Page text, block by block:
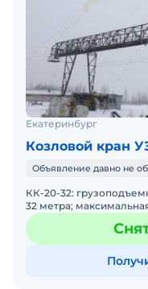
Екатеринбург
Козловой кран
Объявление давно не
КК-20-32:
32 метра;
рабочий вылет